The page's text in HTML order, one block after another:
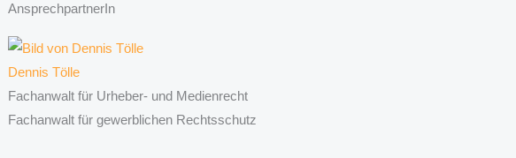
AnsprechpartnerIn
Dennis Tölle
Fachanwalt für Urheber- und Medienrecht
Fachanwalt für gewerblichen Rechtsschutz